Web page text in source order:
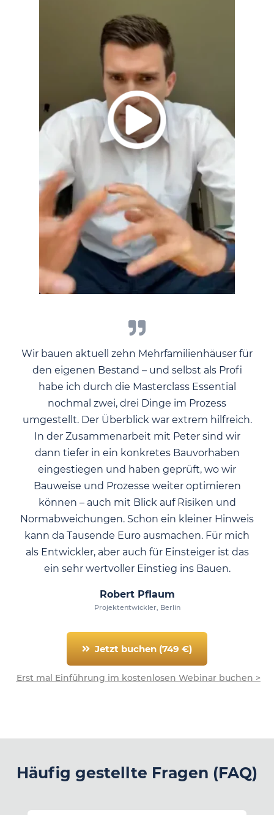
Wir bauen aktuell zehn Mehrfamilienhäuser für
den eigenen Bestand – und selbst als Profi
habe ich durch die Masterclass Essential
nochmal zwei, drei Dinge im Prozess
umgestellt. Der Überblick war extrem hilfreich.
In der Zusammenarbeit mit Peter sind wir
dann tiefer in ein konkretes Bauvorhaben
eingestiegen und haben geprüft, wo wir
Bauweise und Prozesse weiter optimieren
können – auch mit Blick auf Risiken und
Normabweichungen. Schon ein kleiner Hinweis
kann da Tausende Euro ausmachen. Für mich
als Entwickler, aber auch für Einsteiger ist das
ein sehr wertvoller Einstieg ins Bauen.
Robert Pflaum
Projektentwickler, Berlin
Jetzt buchen (749 €)
Erst mal Einführung im kostenlosen Webinar buchen >
Häufig gestellte Fragen (FAQ)